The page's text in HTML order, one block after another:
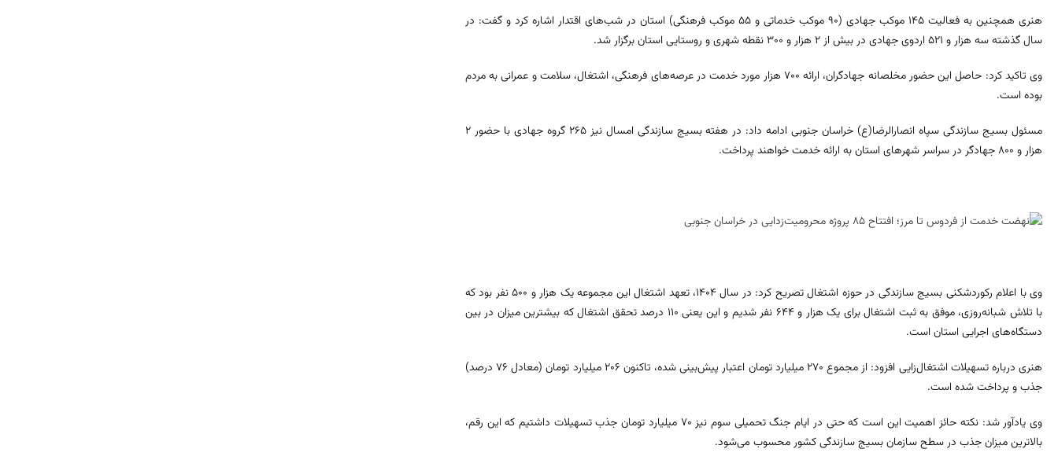
هنری همچنین به فعالیت ۱۴۵ موکب جهادی (۹۰ موکب خدماتی و ۵۵ موکب فرهنگی) استان در شب‌های اقتدار اشاره کرد و گفت: در
سال گذشته سه هزار و ۵۲۱ اردوی جهادی در بیش از ۲ هزار و ۳۰۰ نقطه شهری و روستایی استان برگزار شد.
وی تاکید کرد: حاصل این حضور مخلصانه جهادگران، ارائه ۷۰۰ هزار مورد خدمت در عرصه‌های فرهنگی، اشتغال، سلامت و عمرانی به مردم
بوده است.
مسئول بسیج سازندگی سپاه انصارالرضا(ع) خراسان جنوبی ادامه داد: در هفته بسیج سازندگی امسال نیز ۲۶۵ گروه جهادی با حضور ۲
هزار و ۸۰۰ جهادگر در سراسر شهرهای استان به ارائه خدمت خواهند پرداخت.
وی با اعلام رکوردشکنی بسیج سازندگی در حوزه اشتغال تصریح کرد: در سال ۱۴۰۴، تعهد اشتغال این مجموعه یک هزار و ۵۰۰ نفر بود که
با تلاش شبانه‌روزی، موفق به ثبت اشتغال برای یک هزار و ۶۴۴ نفر شدیم و این یعنی ۱۱۰ درصد تحقق اشتغال که بیشترین میزان در بین
دستگاه‌های اجرایی استان است.
هنری درباره تسهیلات اشتغال‌زایی افزود: از مجموع ۲۷۰ میلیارد تومان اعتبار پیش‌بینی شده، تاکنون ۲۰۶ میلیارد تومان (معادل ۷۶ درصد)
جذب و پرداخت شده است.
وی یادآور شد: نکته حائز اهمیت این است که حتی در ایام جنگ تحمیلی سوم نیز ۷۰ میلیارد تومان جذب تسهیلات داشتیم که این رقم،
بالاترین میزان جذب در سطح سازمان بسیج سازندگی کشور محسوب می‌شود.